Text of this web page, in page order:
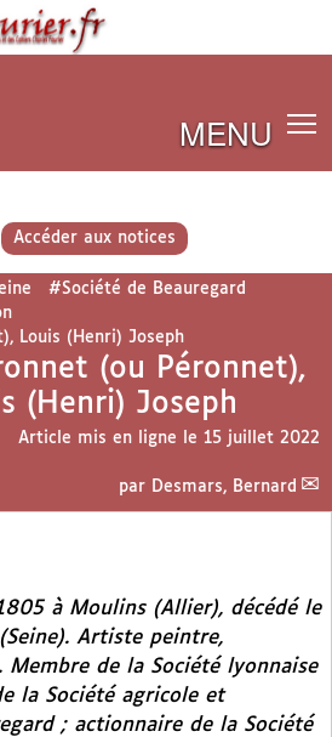
MENU
Accéder aux notices
#Société de Beauregard
Louis (Henri) Joseph
(ou Péronnet),
(Henri) Joseph
Article mis en ligne le 15 juillet 2022
par Desmars, Bernard
à Moulins (Allier), décédé le
Artiste peintre,
Membre de la Société lyonnaise
la Société agricole et
; actionnaire de la Société